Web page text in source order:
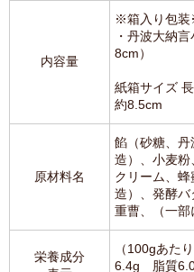
内容量
※箱入り包
・丹波大納
8cm）
紙箱サイズ
約8.5cm
原材料名
餡（砂糖、丹
造）、小麦
クリーム、
造）、発酵バ
重曹、（一部
栄養成分
（100gあた
6.4g 脂質